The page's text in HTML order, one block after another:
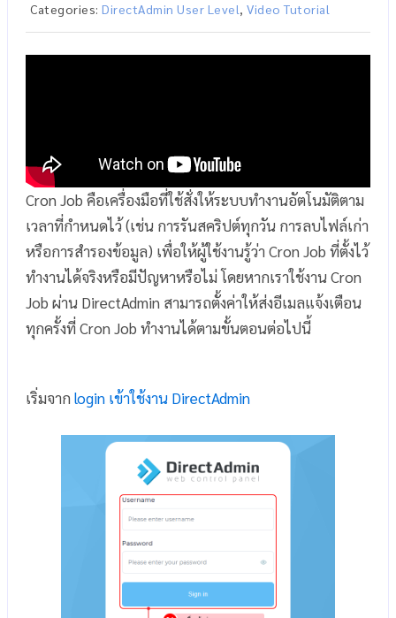
Categories: DirectAdmin User Level, Video Tutorial
Cron Job คือเครื่องมือที่ใช้สั่งให้ระบบทำงานอัตโนมัติตาม
เวลาที่กำหนดไว้ (เช่น การรันสคริปต์ทุกวัน การลบไฟล์เก่า
หรือการสำรองข้อมูล) เพื่อให้ผู้ใช้งานรู้ว่า Cron Job ที่ตั้งไว้
ทำงานได้จริงหรือมีปัญหาหรือไม่ โดยหากเราใช้งาน Cron
Job ผ่าน DirectAdmin สามารถตั้งค่าให้ส่งอีเมลแจ้งเตือน
ทุกครั้งที่ Cron Job ทำงานได้ตามขั้นตอนต่อไปนี้
เริ่มจาก login เข้าใช้งาน DirectAdmin